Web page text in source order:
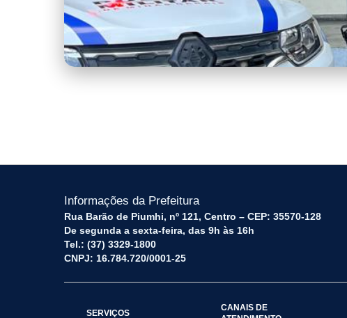
Informações da Prefeitura
Rua Barão de Piumhi, nº 121, Centro – CEP: 35570-128
De segunda a sexta-feira, das 9h às 16h
Tel.: (37) 3329-1800
CNPJ: 16.784.720/0001-25
SERVIÇOS
CANAIS DE